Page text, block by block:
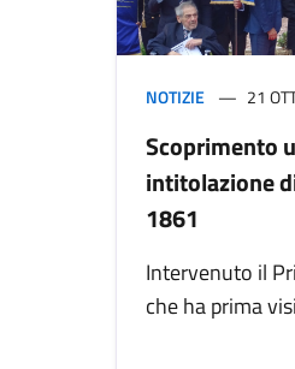
NOTIZIE 21
Scoprimento
intitolazione
1861
Intervenuto il
che ha prima